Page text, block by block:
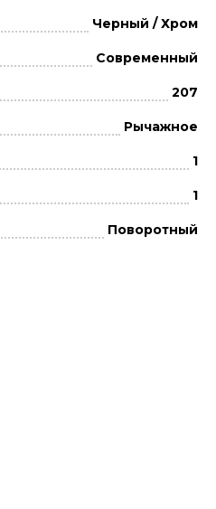
Черный / Хром
Современный
207
Рычажное
1
1
Поворотный